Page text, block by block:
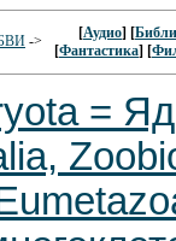
-> [Аудио] [
[Фантастика] [
=